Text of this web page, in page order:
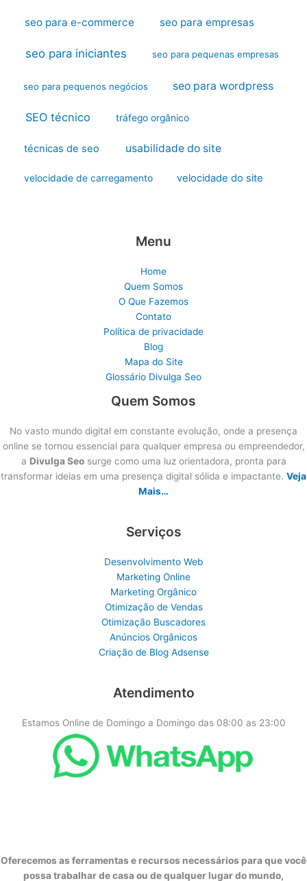
seo para e-commerce seo para empresas
seo para iniciantes seo para pequenas empresas
seo para pequenos negócios seo para wordpress
SEO técnico tráfego orgânico
técnicas de seo usabilidade do site
velocidade de carregamento velocidade do site
Menu
Home
Quem Somos
O Que Fazemos
Contato
Política de privacidade
Blog
Mapa do Site
Glossário Divulga Seo
Quem Somos
No vasto mundo digital em constante evolução, onde a presença
online se tornou essencial para qualquer empresa ou empreendedor,
a Divulga Seosurge como uma luz orientadora, pronta para
transformar ideias em uma presença digital sólida e impactante. Veja
Mais…
Serviços
Desenvolvimento Web
Marketing Online
Marketing Orgânico
Otimização de Vendas
Otimização Buscadores
Anúncios Orgânicos
Criação de Blog Adsense
Atendimento
Estamos Online de Domingo a Domingo das 08:00 as 23:00
Oferecemos as ferramentas e recursos necessários para que você
possa trabalhar de casa ou de qualquer lugar do mundo,